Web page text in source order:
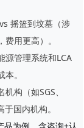
摇篮到坟墓（涉
用更高）。
源管理系统和LCA
。
机构（如SGS、
国内机构。